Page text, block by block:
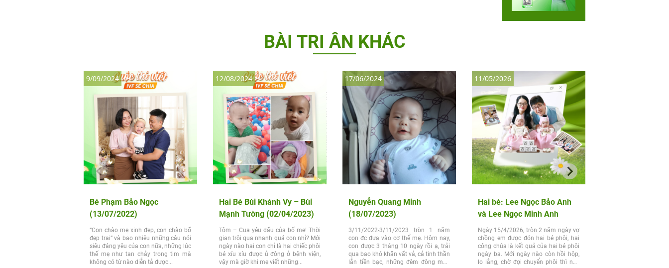
BÀI TRI ÂN KHÁC
Bé Phạm Bảo Ngọc
(13/07/2022)
“Con chào mẹ xinh đẹp, con chào bố
đẹp trai” và bao nhiêu những câu nói
siêu đáng yêu của con nữa, những lúc
thế mẹ như tan chảy trong tim mà
không có từ nào diễn tả được...
9/09/2024
Hai Bé Bùi Khánh Vy – Bùi
Mạnh Tường (02/04/2023)
Tôm – Cua yêu dấu của bố mẹ! Thời
gian trôi qua nhanh quá con nhỉ? Mới
ngày nào hai con chỉ là hai chiếc phôi
bé xíu xíu được ủ đông ở bệnh viện,
vậy mà giờ khi mẹ viết những...
12/08/2024
Nguyễn Quang Minh
(18/07/2023)
3/11/2022-3/11/2023 tròn 1 năm
con đc đưa vào cơ thể mẹ. Hôm nay,
con được 3 tháng 10 ngày rồi ạ, trải
qua bao khó khăn vất vả, cả tinh thần
lẫn tiền bạc, những đêm đông mưa
17/06/2024
Hai bé: Lee Ngọc Bảo Anh
và Lee Ngọc Minh Anh
Ngày 15/4/2026, tròn 2 năm ngày vợ
chồng em được đón hai bé phôi, hai
công chúa là kết quả của hai bé phôi
ngày ba. Mới ngày nào còn hồi hộp,
lo lắng, chờ đợi chuyển phôi thì nay
11/05/2026